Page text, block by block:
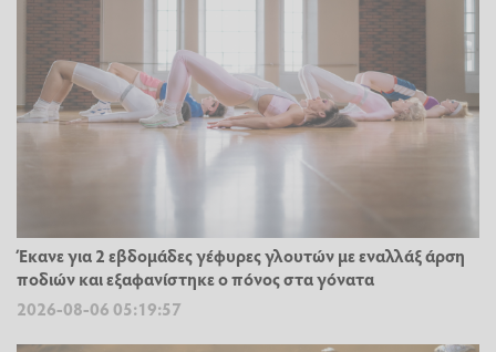
Έκανε για 2 εβδομάδες γέφυρες γλουτών με εναλλάξ άρση
ποδιών και εξαφανίστηκε ο πόνος στα γόνατα
2026-08-06 05:19:57